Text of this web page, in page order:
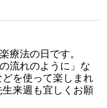
療法の日です。
流れのように」な
を使って楽しまれ
来週も宜しくお願